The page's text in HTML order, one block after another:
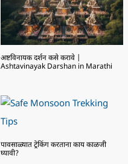
अष्टविनायक दर्शन कसे करावे |
Ashtavinayak Darshan in Marathi
पावसाळ्यात ट्रेकिंग करताना काय काळजी
घ्यावी?